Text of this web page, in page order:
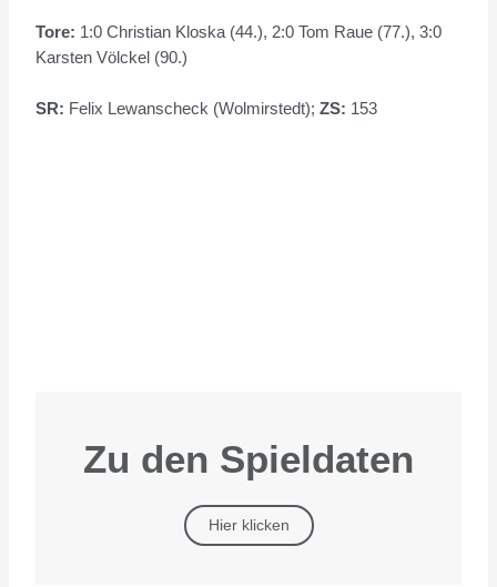
Tore: 1:0 Christian Kloska (44.), 2:0 Tom Raue (77.), 3:0
Karsten Völckel (90.)
SR: Felix Lewanscheck (Wolmirstedt);ZS: 153
Zu den Spieldaten
Hier klicken